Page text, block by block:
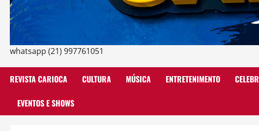
whatsapp (21) 997761051
REVISTA CARIOCA CULTURA MÚSICA ENTRETENIMENTO
EVENTOS E SHOWS